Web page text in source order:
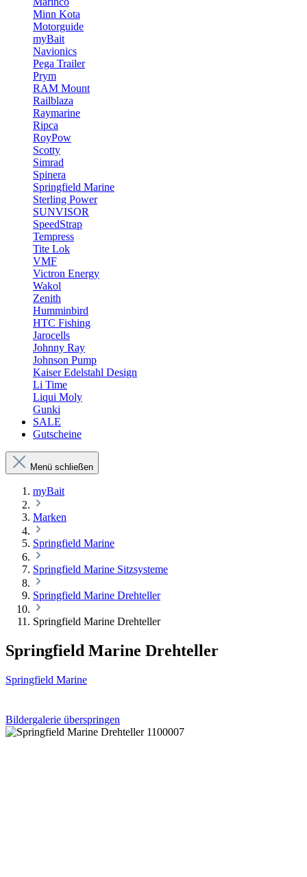
Minn Kota
Motorguide
myBait
Navionics
Pega Trailer
Prym
RAM Mount
Railblaza
Raymarine
Ripca
RoyPow
Scotty
Simrad
Spinera
Springfield Marine
Sterling Power
SUNVISOR
SpeedStrap
Tempress
Tite Lok
VMF
Victron Energy
Wakol
Zenith
Humminbird
HTC Fishing
Jarocells
Johnny Ray
Johnson Pump
Kaiser Edelstahl Design
Li Time
Liqui Moly
Gunki
SALE
Gutscheine
Menü schließen
myBait
Marken
Springfield Marine
Springfield Marine Sitzsysteme
Springfield Marine Drehteller
Springfield Marine Drehteller
Springfield Marine Drehteller
Springfield Marine
Bildergalerie überspringen